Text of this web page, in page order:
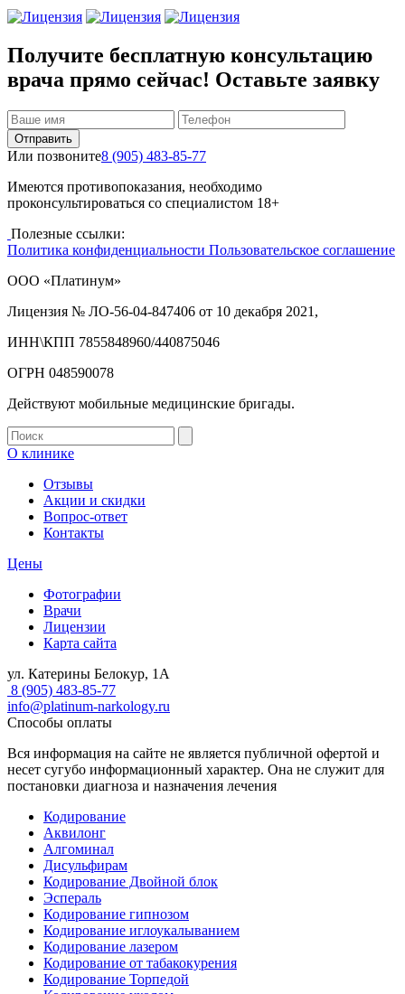
Получите бесплатную консультацию
врача прямо сейчас! Оставьте заявку
Отправить
Или позвоните8 (905) 483-85-77
Имеются противопоказания, необходимо
проконсультироваться со специалистом 18+
Полезные ссылки:
Политика конфиденциальности Пользовательское соглашение
ООО «Платинум»
Лицензия № ЛО-56-04-847406 от 10 декабря 2021,
ИНН\КПП 7855848960/440875046
ОГРН 048590078
Действуют мобильные медицинские бригады.
О клинике
Отзывы
Акции и скидки
Вопрос-ответ
Контакты
Цены
Фотографии
Врачи
Лицензии
Карта сайта
ул. Катерины Белокур, 1А
8 (905) 483-85-77
info@platinum-narkology.ru
Способы оплаты
Вся информация на сайте не является публичной офертой и
несет сугубо информационный характер. Она не служит для
постановки диагноза и назначения лечения
Кодирование
Аквилонг
Алгоминал
Дисульфирам
Кодирование Двойной блок
Эспераль
Кодирование гипнозом
Кодирование иглоукалыванием
Кодирование лазером
Кодирование от табакокурения
Кодирование Торпедой